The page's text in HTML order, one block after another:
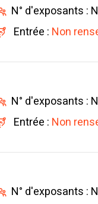
N° d'exposants :
Entrée : Non
N° d'exposants :
Entrée : Non
N° d'exposants :